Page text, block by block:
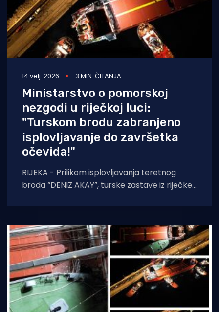
14 velj. 2026 3 MIN. ČITANJA
Ministarstvo o pomorskoj
nezgodi u riječkoj luci:
"Turskom brodu zabranjeno
isplovljavanje do završetka
očevida!"
RIJEKA - Prilikom isplovljavanja teretnog
broda “DENIZ AKAY”, turske zastave iz riječke